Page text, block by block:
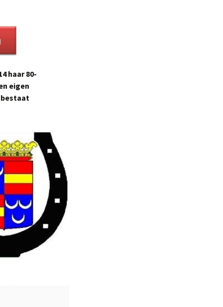
haar 80-
eigen
bestaat